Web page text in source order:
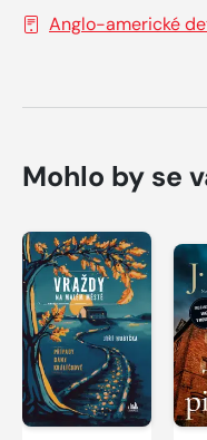
Anglo-americké
Mohlo by se